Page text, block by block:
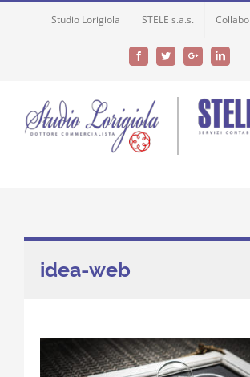
Studio Lorigiola STELE s.a.s.
FacebookTwitterGoogle+
idea-web